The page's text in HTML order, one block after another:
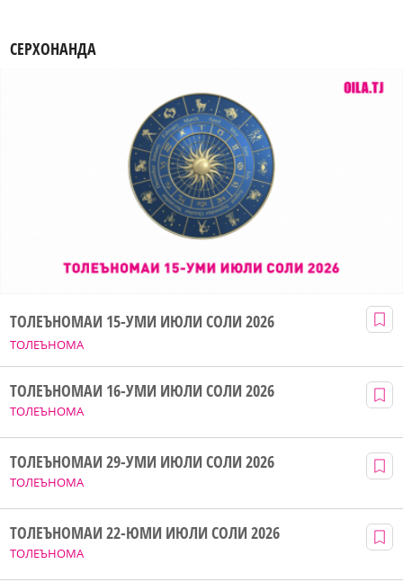
СЕРХОНАНДА
ТОЛЕЪНОМА
ТОЛЕЪНОМАИ 15-УМИ ИЮЛИ СОЛИ 2026
ТОЛЕЪНОМА
ТОЛЕЪНОМАИ 16-УМИ ИЮЛИ СОЛИ 2026
ТОЛЕЪНОМА
ТОЛЕЪНОМАИ 29-УМИ ИЮЛИ СОЛИ 2026
ТОЛЕЪНОМА
ТОЛЕЪНОМАИ 22-ЮМИ ИЮЛИ СОЛИ 2026